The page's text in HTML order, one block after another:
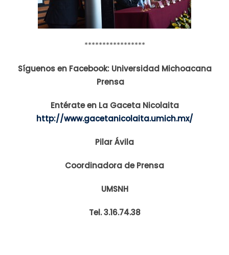
*****************
Síguenos en Facebook: Universidad Michoacana
Prensa
Entérate en La Gaceta Nicolaita
http://www.gacetanicolaita.umich.mx/
Pilar Ávila
Coordinadora de Prensa
UMSNH
Tel. 3.16.74.38